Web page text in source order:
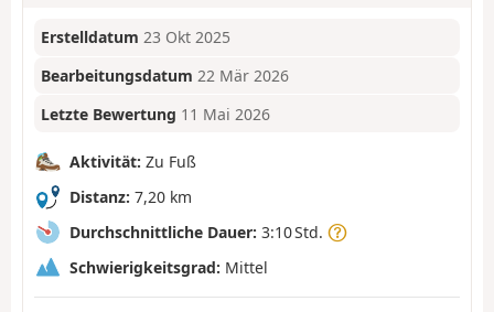
Erstelldatum 23 Okt 2025
Bearbeitungsdatum 22 Mär 2026
Letzte Bewertung 11 Mai 2026
Aktivität: Zu Fuß
Distanz: 7,20 km
Durchschnittliche Dauer: 3:10 Std.
Schwierigkeitsgrad: Mittel